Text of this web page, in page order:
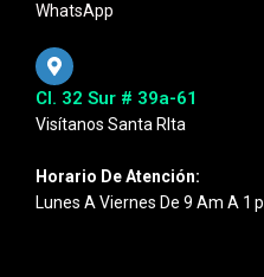
WhatsApp
Cl. 32 Sur # 39a-61
Visítanos Santa RIta
Horario De Atención:
Lunes A Viernes De 9 Am A 1